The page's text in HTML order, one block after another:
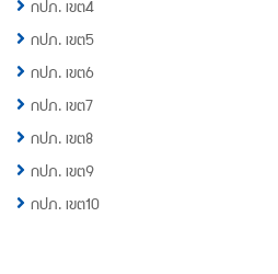
กปภ. เขต5
กปภ. เขต6
กปภ. เขต7
กปภ. เขต8
กปภ. เขต9
กปภ. เขต10